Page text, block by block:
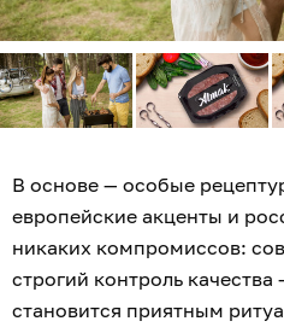
В основе — особые
европейские акценты и
никаких компромиссов:
строгий контроль
становится приятным